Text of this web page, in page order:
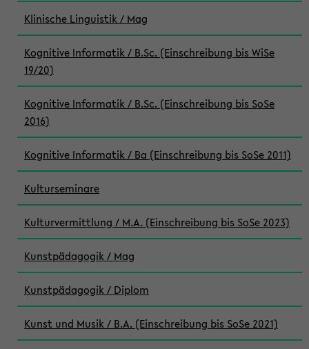
Klinische Linguistik / Mag
Kognitive Informatik / B.Sc. (Einschreibung bis WiSe
19/20)
Kognitive Informatik / B.Sc. (Einschreibung bis SoSe
2016)
Kognitive Informatik / Ba (Einschreibung bis SoSe 2011)
Kulturseminare
Kulturvermittlung / M.A. (Einschreibung bis SoSe 2023)
Kunstpädagogik / Mag
Kunstpädagogik / Diplom
Kunst und Musik / B.A. (Einschreibung bis SoSe 2021)